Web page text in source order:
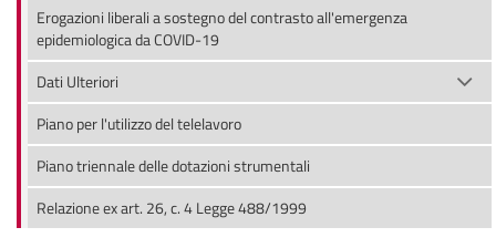
Erogazioni liberali a sostegno del contrasto all'emergenza
epidemiologica da COVID-19
Dati Ulteriori
Piano per l'utilizzo del telelavoro
Piano triennale delle dotazioni strumentali
Relazione ex art. 26, c. 4 Legge 488/1999